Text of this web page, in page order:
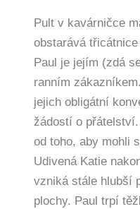
Pult v kavárničce
obstarává
Paul je jejím (zdá
ranním
jejich obligátní
žádostí o
od toho, aby mohli
Udivená Katie
vzniká stále hlubší
plochy. Paul trpí